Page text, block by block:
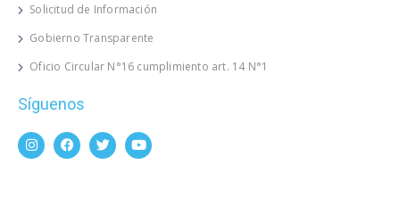
Solicitud de Información
Gobierno Transparente
Oficio Circular N°16 cumplimiento art. 14 N°1
Síguenos